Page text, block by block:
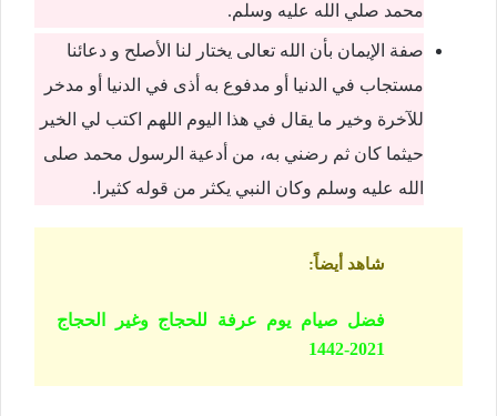
محمد صلي الله عليه وسلم.
صفة الإيمان بأن الله تعالى يختار لنا الأصلح و دعائنا
مستجاب في الدنيا أو مدفوع به أذى في الدنيا أو مدخر
للآخرة وخير ما يقال في هذا اليوم اللهم اكتب لي الخير
حيثما كان ثم رضني به، من أدعية الرسول محمد صلى
الله عليه وسلم وكان النبي يكثر من قوله كثيرا.
شاهد أيضاً:
فضل صيام يوم عرفة للحجاج وغير الحجاج
2021-1442